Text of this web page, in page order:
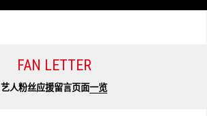
FAN LETTER
艺人粉丝应援留言页面一览